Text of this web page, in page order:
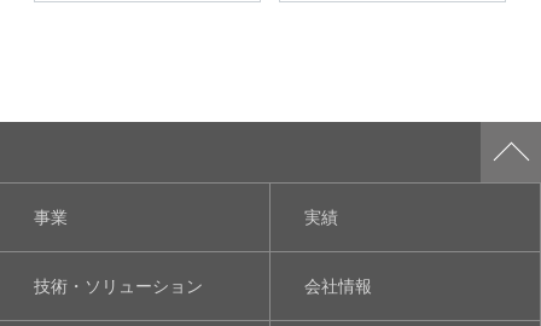
事業 実績
技術・ソリューション 会社情報